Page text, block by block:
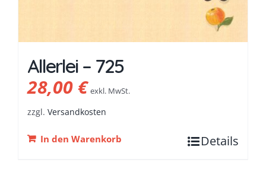
Allerlei – 725
28,00€ exkl. MwSt.
zzgl. Versandkosten
In den Warenkorb Details